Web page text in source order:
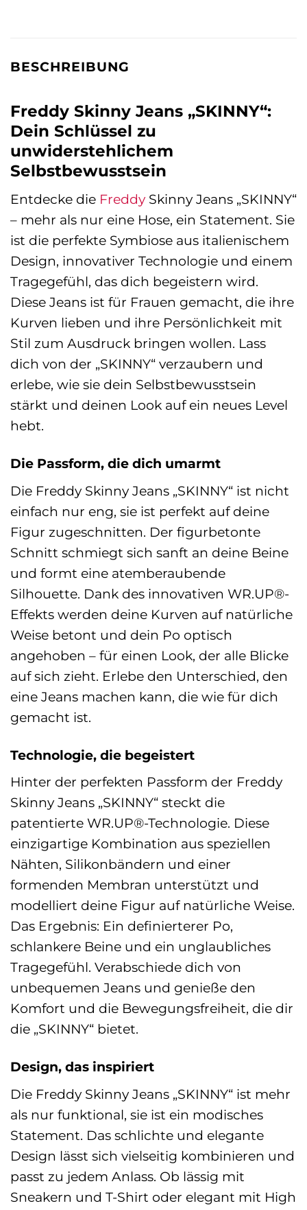
BESCHREIBUNG
Freddy Skinny Jeans „SKINNY“:
Dein Schlüssel zu
unwiderstehlichem
Selbstbewusstsein
Entdecke die Freddy Skinny Jeans „SKINNY“
– mehr als nur eine Hose, ein Statement. Sie
ist die perfekte Symbiose aus italienischem
Design, innovativer Technologie und einem
Tragegefühl, das dich begeistern wird.
Diese Jeans ist für Frauen gemacht, die ihre
Kurven lieben und ihre Persönlichkeit mit
Stil zum Ausdruck bringen wollen. Lass
dich von der „SKINNY“ verzaubern und
erlebe, wie sie dein Selbstbewusstsein
stärkt und deinen Look auf ein neues Level
hebt.
Die Passform, die dich umarmt
Die Freddy Skinny Jeans „SKINNY“ ist nicht
einfach nur eng, sie ist perfekt auf deine
Figur zugeschnitten. Der figurbetonte
Schnitt schmiegt sich sanft an deine Beine
und formt eine atemberaubende
Silhouette. Dank des innovativen WR.UP®-
Effekts werden deine Kurven auf natürliche
Weise betont und dein Po optisch
angehoben – für einen Look, der alle Blicke
auf sich zieht. Erlebe den Unterschied, den
eine Jeans machen kann, die wie für dich
gemacht ist.
Technologie, die begeistert
Hinter der perfekten Passform der Freddy
Skinny Jeans „SKINNY“ steckt die
patentierte WR.UP®-Technologie. Diese
einzigartige Kombination aus speziellen
Nähten, Silikonbändern und einer
formenden Membran unterstützt und
modelliert deine Figur auf natürliche Weise.
Das Ergebnis: Ein definierterer Po,
schlankere Beine und ein unglaubliches
Tragegefühl. Verabschiede dich von
unbequemen Jeans und genieße den
Komfort und die Bewegungsfreiheit, die dir
die „SKINNY“ bietet.
Design, das inspiriert
Die Freddy Skinny Jeans „SKINNY“ ist mehr
als nur funktional, sie ist ein modisches
Statement. Das schlichte und elegante
Design lässt sich vielseitig kombinieren und
passt zu jedem Anlass. Ob lässig mit
Sneakern und T-Shirt oder elegant mit High